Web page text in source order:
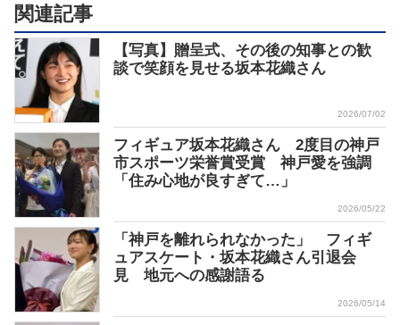
関連記事
【写真】贈呈式、その後の知事との歓
談で笑顔を見せる坂本花織さん
2026/07/02
フィギュア坂本花織さん 2度目の神戸
市スポーツ栄誉賞受賞 神戸愛を強調
「住み心地が良すぎて…」
2026/05/22
「神戸を離れられなかった」 フィギ
ュアスケート・坂本花織さん引退会
見 地元への感謝語る
2026/05/14